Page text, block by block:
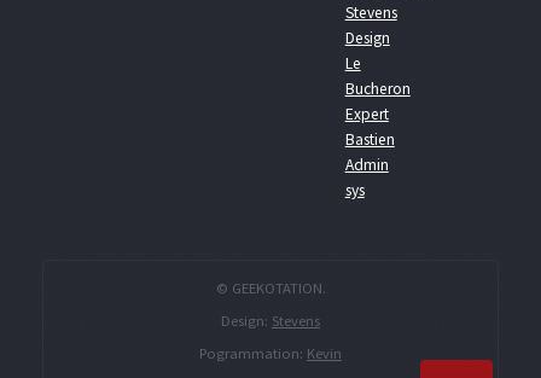
Stevens
Design
Le
Bucheron
Expert
Bastien
Admin
sys
© GEEKOTATION.
Design: Stevens
Pogrammation: Kevin